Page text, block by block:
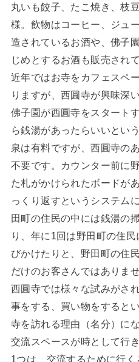
丸いも餃子、たこ焼き、枝
様。飲物はコーヒー、ジュ
造されているお酒や、佛子
じめとするお酒も販売され
近年ではお寺をカフェスペ
りますが、西圓寺が興味深
佛子園が西圓寺をスタート
ら銭湯があったらいいとい
泉は有料ですが、西圓寺の
不要です。カウンター前に
た札がかけられたボードが
っくり返すというシステム
田町の住民の中には銭湯の
り、年に1回は野田町の住
びかけたりと、野田町の住
だけのお客さんではありませ
西圓寺では様々な試みがさ
事をする、買い物をすると
寺を訪れる理由（名分）に
交流スペースが時として行
1つは、交流するために行